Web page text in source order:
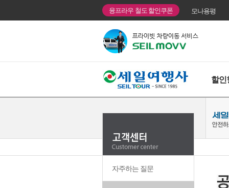
융프라우 철도 할인쿠폰 모나용평
할인
자주하는 질문